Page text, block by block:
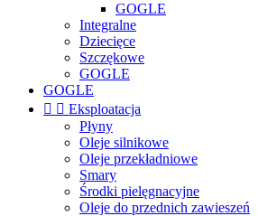
GOGLE
Integralne
Dziecięce
Szczękowe
GOGLE
GOGLE
  Eksploatacja
Płyny
Oleje silnikowe
Oleje przekładniowe
Smary
Środki pielęgnacyjne
Oleje do przednich zawieszeń